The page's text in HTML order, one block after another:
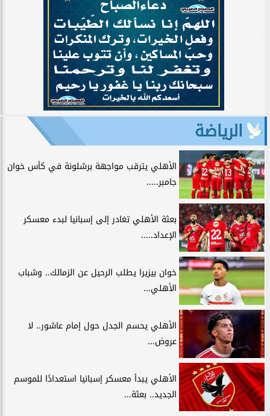
الرياضة
الأهلي يترقب مواجهة برشلونة في كأس خوان
جامبر.....
بعثة الأهلي تغادر إلى إسبانيا لبدء معسكر
الإعداد.....
خوان بيزيرا يطلب الرحيل عن الزمالك.. وشباب
الأهلي...
الأهلي يحسم الجدل حول إمام عاشور.. لا
عروض...
الأهلي يبدأ معسكر إسبانيا استعدادًا للموسم
الجديد.. بعثة...